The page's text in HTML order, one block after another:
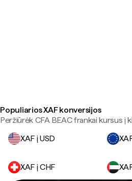
Populiarios XAF konversijos
Peržiūrėk CFA BEAC frankai kursus į
XAF į USD
XAF į CHF